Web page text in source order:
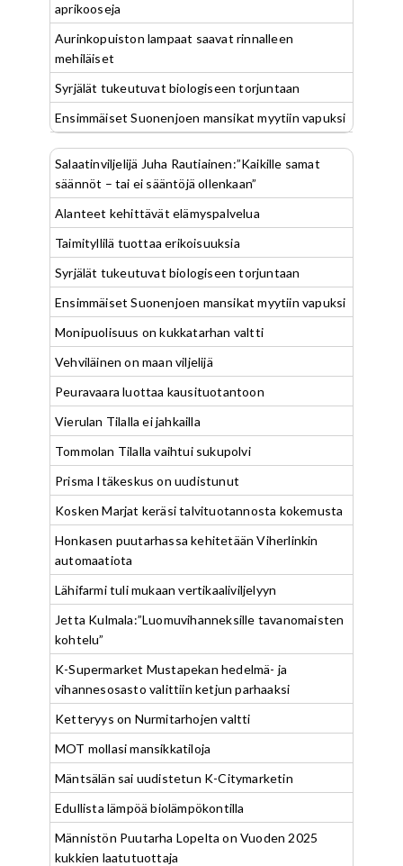
aprikooseja
Aurinkopuiston lampaat saavat rinnalleen
mehiläiset
Syrjälät tukeutuvat biologiseen torjuntaan
Ensimmäiset Suonenjoen mansikat myytiin vapuksi
Salaatinviljelijä Juha Rautiainen:”Kaikille samat
säännöt – tai ei sääntöjä ollenkaan”
Alanteet kehittävät elämyspalvelua
Taimityllilä tuottaa erikoisuuksia
Syrjälät tukeutuvat biologiseen torjuntaan
Ensimmäiset Suonenjoen mansikat myytiin vapuksi
Monipuolisuus on kukkatarhan valtti
Vehviläinen on maan viljelijä
Peuravaara luottaa kausituotantoon
Vierulan Tilalla ei jahkailla
Tommolan Tilalla vaihtui sukupolvi
Prisma Itäkeskus on uudistunut
Kosken Marjat keräsi talvituotannosta kokemusta
Honkasen puutarhassa kehitetään Viherlinkin
automaatiota
Lähifarmi tuli mukaan vertikaaliviljelyyn
Jetta Kulmala:”Luomuvihanneksille tavanomaisten
kohtelu”
K-Supermarket Mustapekan hedelmä- ja
vihannesosasto valittiin ketjun parhaaksi
Ketteryys on Nurmitarhojen valtti
MOT mollasi mansikkatiloja
Mäntsälän sai uudistetun K-Citymarketin
Edullista lämpöä biolämpökontilla
Männistön Puutarha Lopelta on Vuoden 2025
kukkien laatutuottaja